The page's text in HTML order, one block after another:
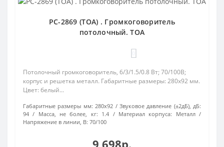
PC-2869 (TOA) . Громкоговоритель
потолочный. TOA
Потолочный громкоговоритель, 6/3/1.5/0.8 Вт; 70/100В;
корпус и решетка металл. Габаритные размеры: 280х92 мм.
Цвет: белый...
Габаритные размеры мм: 280х92
Звуковое давление (±2дБ), дБ:
94
Масса, не более, кг: 1.4 Материал корпуса:
Металл
Напряжение в линии, В: 70/100
9 698р.